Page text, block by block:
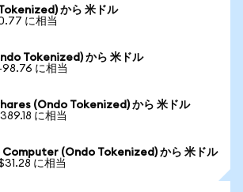
から 米ドル
に相当
Tokenized) から 米ドル
に相当
(Ondo Tokenized) から 米ドル
に相当
(Ondo Tokenized) から 米ドル
に相当